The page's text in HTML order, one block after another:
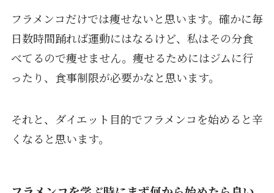
フラメンコだけでは痩せないと思います。確かに毎
日数時間踊れば運動にはなるけど、私はその分食
べてるので痩せません。痩せるためにはジムに行
ったり、食事制限が必要かなと思います。
それと、ダイエット目的でフラメンコを始めると辛
くなると思います。